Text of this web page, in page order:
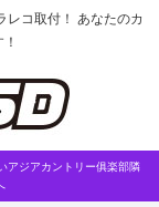
レコ取付！ あなたのカ
アジアカントリー俱楽部隣